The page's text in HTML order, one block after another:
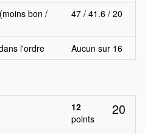
bon /
47 / 41.6 / 20
l'ordre Aucun sur 16
12
points
20